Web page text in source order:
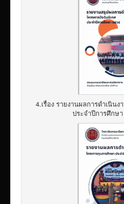
4.เรื่อง รายงานผลการดำเนิน
ประจำปีการศึกษา